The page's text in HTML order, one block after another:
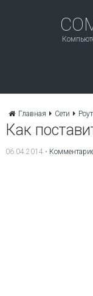
Главная Сети
Как
06.04.2014 •